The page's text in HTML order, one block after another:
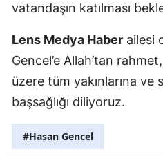
vatandaşın katılması
Lens Medya Haber ailesi
Gencel’e Allah’tan
üzere tüm yakınlarına ve
başsağlığı diliyoruz.
#Hasan Gencel